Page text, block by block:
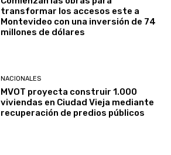
transformar los accesos este a
Montevideo con una inversión de 74
millones de dólares
NACIONALES
MVOT proyecta construir 1.000
viviendas en Ciudad Vieja mediante
recuperación de predios públicos